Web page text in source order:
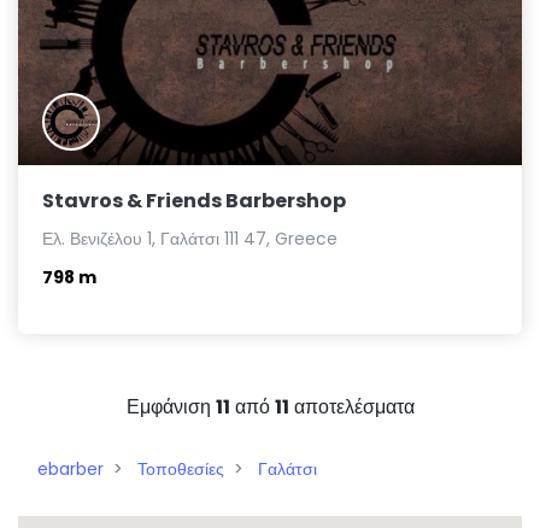
Stavros & Friends Barbershop
Ελ. Βενιζέλου 1, Γαλάτσι 111 47, Greece
798 m
Εμφάνιση 11 από11 αποτελέσματα
ebarber Τοποθεσίες Γαλάτσι